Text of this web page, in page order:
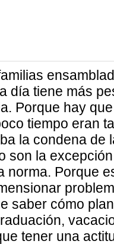
día tiene más
Porque hay
tiempo eran
la condena de
son la
norma. Porque
saber cómo
tener una